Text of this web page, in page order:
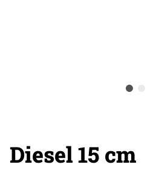
Diesel 15 cm